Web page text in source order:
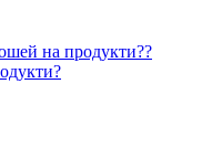
на продукти??